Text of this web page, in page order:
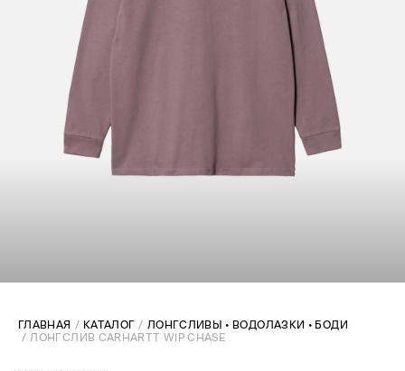
ГЛАВНАЯ КАТАЛОГ
ЛОНГСЛИВЫ • ВОДОЛАЗКИ • БОДИ
ЛОНГСЛИВ CARHARTT WIP CHASE